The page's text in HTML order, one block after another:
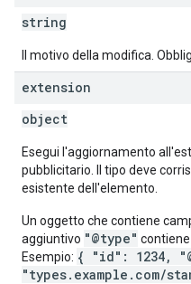
string
Il motivo della modifica.
extension
object
Esegui l'aggiornamento
pubblicitario. Il tipo deve
esistente dell'elemento.
Un oggetto che contiene
aggiuntivo "@type" contiene
Esempio: { "id": 1234,
"types.example.com/